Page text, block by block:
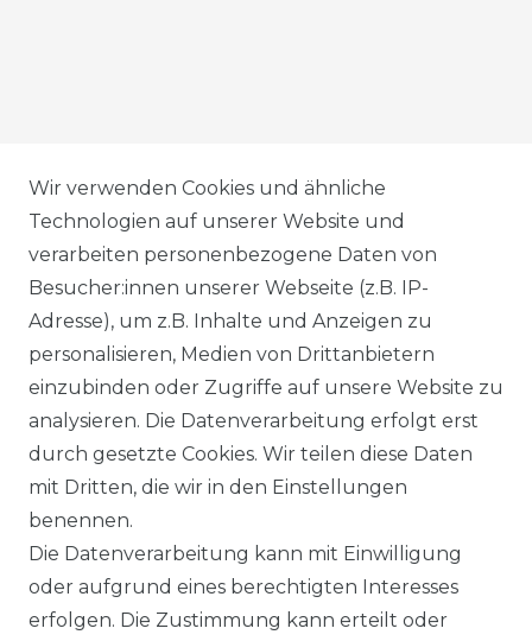
AGB
DATENSCHUTZERKLÄRUNG
WIDERRUFSRECHT
IMPRESSUM
KONTAKT
Wir verwenden Cookies und ähnliche
Technologien auf unserer Website und
verarbeiten personenbezogene Daten von
Besucher:innen unserer Webseite (z.B. IP-
Adresse), um z.B. Inhalte und Anzeigen zu
personalisieren, Medien von Drittanbietern
einzubinden oder Zugriffe auf unsere Website zu
analysieren. Die Datenverarbeitung erfolgt erst
durch gesetzte Cookies. Wir teilen diese Daten
mit Dritten, die wir in den Einstellungen
benennen.
Die Datenverarbeitung kann mit Einwilligung
oder aufgrund eines berechtigten Interesses
erfolgen. Die Zustimmung kann erteilt oder